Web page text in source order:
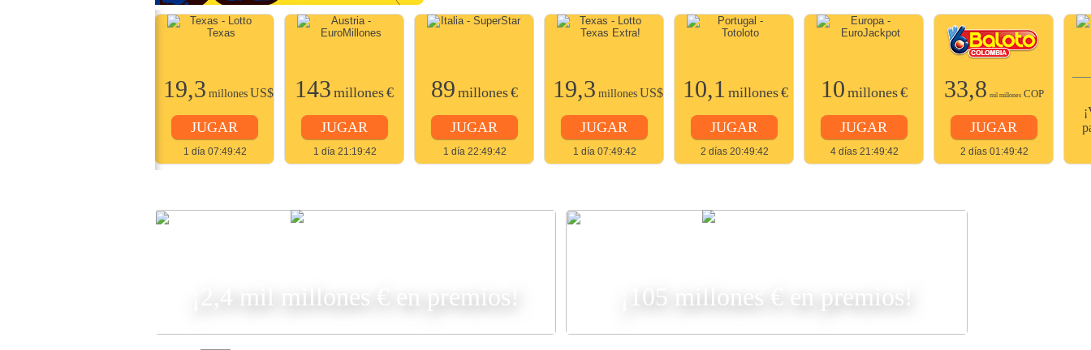
19,3 millones US$
JUGAR
1 día 07:49:42
143 millones€
JUGAR
1 día 21:19:42
89 millones€
JUGAR
1 día 22:49:42
19,3 millones US$
JUGAR
1 día 07:49:42
10,1 millones€
JUGAR
2 días 20:49:42
10 millones€
JUGAR
4 días 21:49:42
33,8 mil millones COP
JUGAR
2 días 01:49:42
¡2,4 mil millones € en premios! ¡105 millones € en premios!